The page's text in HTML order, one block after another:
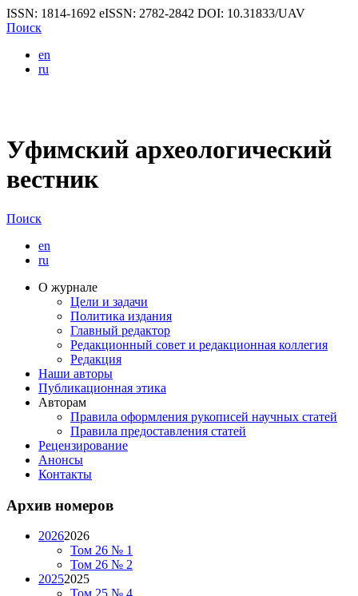
ISSN: 1814-1692 eISSN: 2782-2842 DOI: 10.31833/UAV
Поиск
en
ru
Уфимский археологический
вестник
Поиск
en
ru
О журнале
Цели и задачи
Политика издания
Главный редактор
Редакционный совет и редакционная коллегия
Редакция
Наши авторы
Публикационная этика
Авторам
Правила оформления рукописей научных статей
Правила предоставления статей
Рецензирование
Анонсы
Контакты
Архив номеров
20262026
Том 26 № 1
Том 26 № 2
20252025